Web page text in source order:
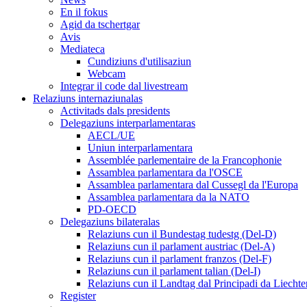
En il fokus
Agid da tschertgar
Avis
Mediateca
Cundiziuns d'utilisaziun
Webcam
Integrar il code dal livestream
Relaziuns internaziunalas
Activitads dals presidents
Delegaziuns interparlamentaras
AECL/UE
Uniun interparlamentara
Assemblée parlementaire de la Francophonie
Assamblea parlamentara da l'OSCE
Assamblea parlamentara dal Cussegl da l'Europa
Assamblea parlamentara da la NATO
PD-OECD
Delegaziuns bilateralas
Relaziuns cun il Bundestag tudestg (Del-D)
Relaziuns cun il parlament austriac (Del-A)
Relaziuns cun il parlament franzos (Del-F)
Relaziuns cun il parlament talian (Del-I)
Relaziuns cun il Landtag dal Principadi da
Register